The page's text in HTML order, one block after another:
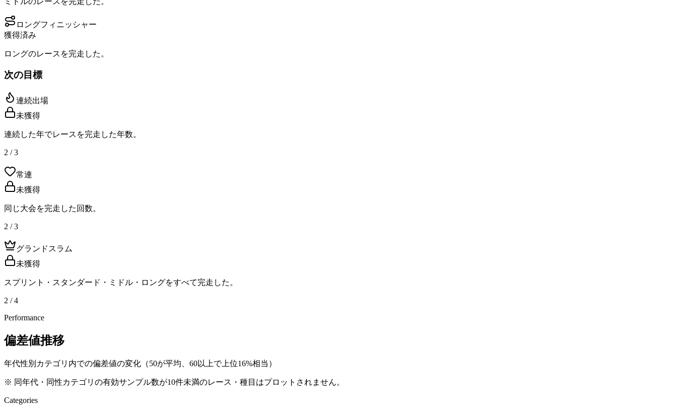
ロングフィニッシャー
獲得済み
ロングのレースを完走した。
次の目標
連続出場
未獲得
連続した年でレースを完走した年数。
2 / 3
常連
未獲得
同じ大会を完走した回数。
2 / 3
グランドスラム
未獲得
スプリント・スタンダード・ミドル・ロングをすべて完走した。
2 / 4
Performance
偏差値推移
年代性別カテゴリ内での偏差値の変化（50が平均、60以上で上位16%相当）
※ 同年代・同性カテゴリの有効サンプル数が10件未満のレース・種目はプロットされません。
Categories